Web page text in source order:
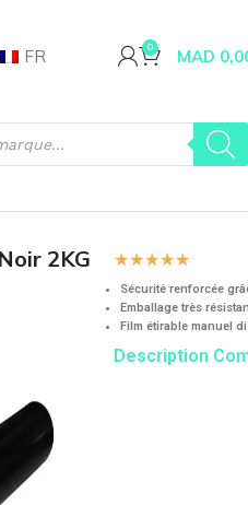
FR 0 MAD
2KG ☆☆☆☆☆
Sécurité renforcée
Emballage très
Film étirable manuel
Description